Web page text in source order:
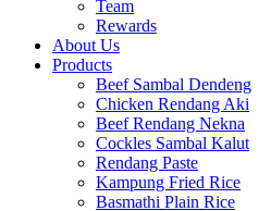
Team
Rewards
About Us
Products
Beef Sambal Dendeng
Chicken Rendang Aki
Beef Rendang Nekna
Cockles Sambal Kalut
Rendang Paste
Kampung Fried Rice
Basmathi Plain Rice